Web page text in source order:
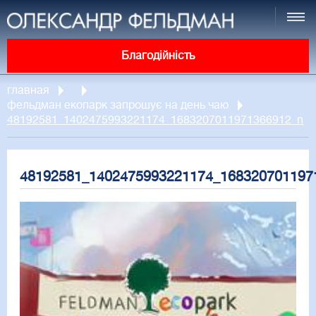
Благодійність
главная
фельдман екопарк запрошує на день чаю
48192581_1402475993221174_1683207011971366912_n